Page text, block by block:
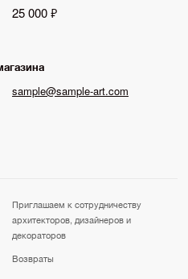
25 000 ₽
sample@sample-art.com
Приглашаем к сотрудничеству
архитекторов, дизайнеров и
декораторов
Возвраты